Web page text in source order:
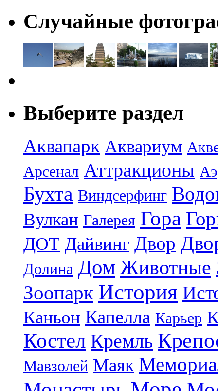
Случайные
Выберите раздел
Аквапарк Аквариум
Арсенал Аттракционы
Бухта Виндсерфинг
Вулкан Галерея Гора
ДОТ Дайвинг Двор
Долина Дом Животные
Зоопарк История
Каньон Капелла Карьер
Костел Кремль
Мавзолей Маяк